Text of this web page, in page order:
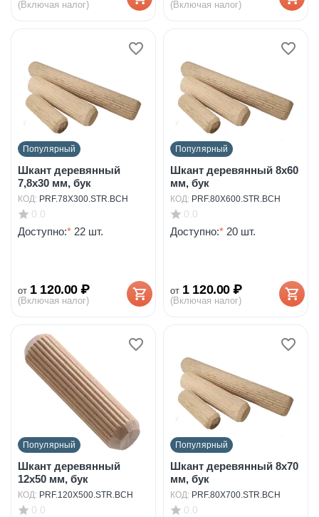
(Включая налог) (Включая налог)
Популярный
Шкант деревянный
7,8х30 мм, бук
КОД: PRF.78X300.STR.BCH
0.0
Доступно:* 22 шт.
от 1 120.00 ₽
(Включая налог)
Популярный
Шкант деревянный 8х60
мм, бук
КОД: PRF.80X600.STR.BCH
0.0
Доступно:* 20 шт.
от 1 120.00 ₽
(Включая налог)
Популярный
Шкант деревянный
12х50 мм, бук
КОД: PRF.120X500.STR.BCH
0.0
Популярный
Шкант деревянный 8х70
мм, бук
КОД: PRF.80X700.STR.BCH
0.0